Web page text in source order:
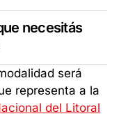
necesitás
será
representa a la
del Litoral